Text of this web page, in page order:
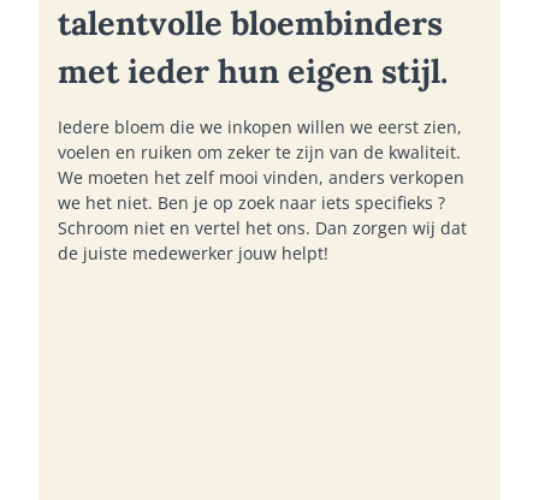
talentvolle bloembinders
met ieder hun eigen stijl.
Iedere bloem die we inkopen willen we eerst zien,
voelen en ruiken om zeker te zijn van de kwaliteit.
We moeten het zelf mooi vinden, anders verkopen
we het niet. Ben je op zoek naar iets specifieks ?
Schroom niet en vertel het ons. Dan zorgen wij dat
de juiste medewerker jouw helpt!